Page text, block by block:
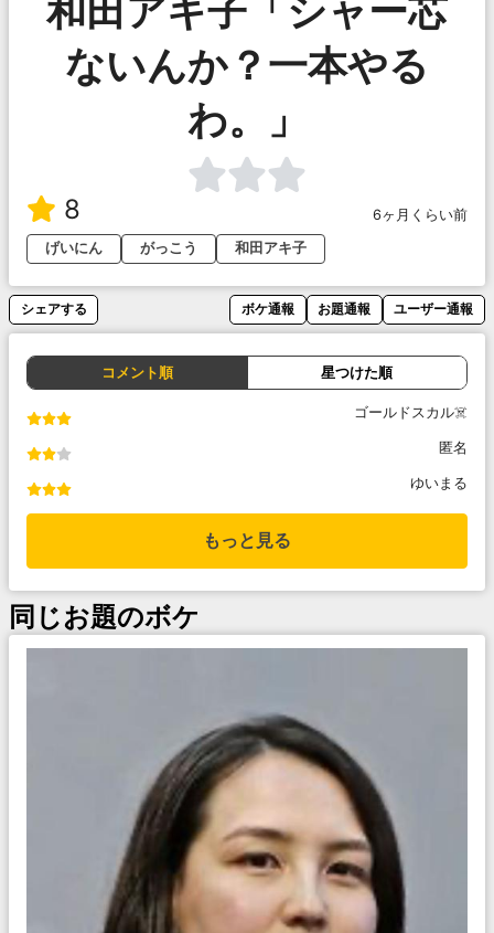
和田アキ子「シャー芯
ないんか？一本やる
わ。」
8
6ヶ月くらい前
げいにん
がっこう 和田アキ子
シェアする ボケ通報 お題通報 ユーザー通報
コメント順 星つけた順
ゴールドスカル☠️
匿名
ゆいまる
もっと見る
同じお題のボケ